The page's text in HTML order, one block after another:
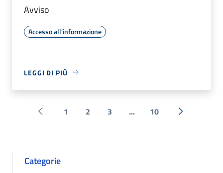
Avviso
Accesso all'informazione
LEGGI DI PIÙ
Pagina precedente
1 2 3 ... 10 Successiva
Categorie